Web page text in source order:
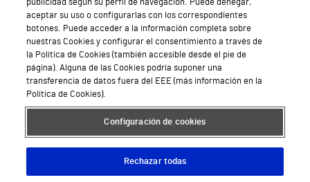
Trabajar en Vithas
Teléfono Cita Médica
Teléfono Atención al Cliente
Política de seguridad y salud en el trabajo
Conoce a Supervita
Aviso Legal Política de cookies Política de privacidad Mapa web Protección de datos
publicidad según su perfil de navegación. Puede denegar,
aceptar su uso o configurarlas con los correspondientes
botones. Puede acceder a la información completa sobre
nuestras Cookies y configurar el consentimiento a través de
la Política de Cookies (también accesible desde el pie de
página). Alguna de las Cookies podría suponer una
transferencia de datos fuera del EEE (más información en la
Política de Cookies).
Configuración de cookies
Rechazar todas